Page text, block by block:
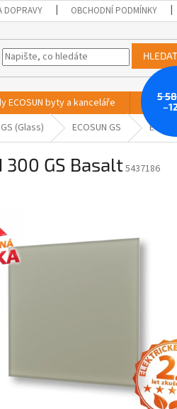
DOPRAVY OBCHODNÍ PODMÍNKY
HLEDAT
ECOSUN byty a kanceláře
(Glass) ECOSUN GS
300 GS Basalt5437186
5